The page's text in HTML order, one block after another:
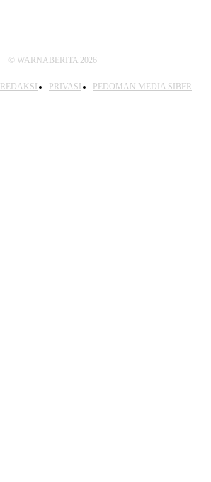
© WARNABERITA 2026
REDAKSI PRIVASI PEDOMAN MEDIA SIBER